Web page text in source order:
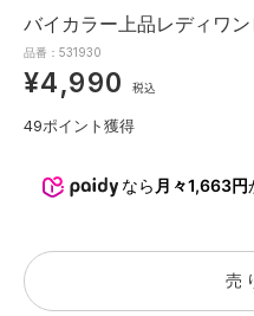
バイカラー上品レディワン
品番：531930
¥4,990 税込
49ポイント獲得
なら 月々1,663円
売